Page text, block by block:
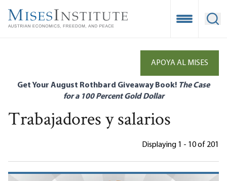
main
Open
APOYA AL MISES
Get Your August Rothbard Giveaway Book! The Case
for a 100 Percent Gold Dollar
Trabajadores y salarios
Displaying 1 - 10 of 201